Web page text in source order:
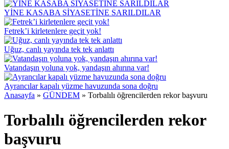
YİNE KASABA SİYASETİNE SARILDILAR
Fetrek’i kirletenlere geçit yok!
Uğuz, canlı yayında tek tek anlattı
Vatandaşın yoluna yok, yandaşın ahırına var!
Ayrancılar kapalı yüzme havuzunda sona doğru
Anasayfa » GÜNDEM » Torbalılı öğrencilerden rekor başvuru
Torbalılı öğrencilerden rekor
başvuru